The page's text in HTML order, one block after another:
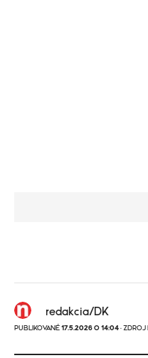
redakcia/DK
PUBLIKOVANÉ 17.5.2026 O 14:04 · ZDROJ